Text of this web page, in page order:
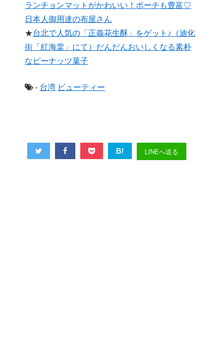
ランチョンマットがかわいい！ポーチも豊富♡
日本人御用達の布屋さん
★台北で人気の「正義花生酥」をゲット♪（迪化
街「紅海棠」にて）だんだんおいしくなる素朴
なピーナッツ菓子
- 台湾 ビューティー
B! LINEへ送る